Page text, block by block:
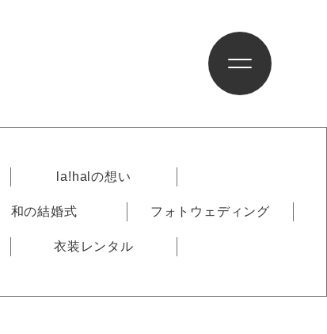
la!halの想い
和の結婚式 フォトウェディング
衣装レンタル